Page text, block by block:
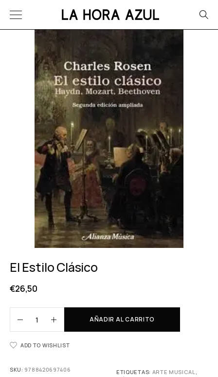
El Estilo Clásico
€26,50
AÑADIR AL CARRITO
ADD TO WISHLIST
SKU: 9788420697406
ETIQUETAS: ARTE MUSICAL,